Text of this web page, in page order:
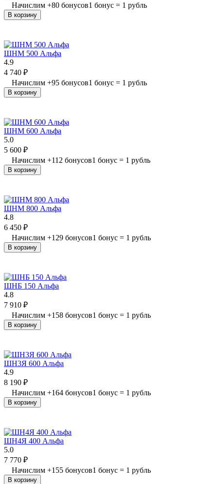
Начислим +80 бонусов1 бонус = 1 рубль
В корзину
ШНМ 500 Альфа
4.9
4 740 ₽
Начислим +95 бонусов1 бонус = 1 рубль
В корзину
ШНМ 600 Альфа
5.0
5 600 ₽
Начислим +112 бонусов1 бонус = 1 рубль
В корзину
ШНМ 800 Альфа
4.8
6 450 ₽
Начислим +129 бонусов1 бонус = 1 рубль
В корзину
ШНБ 150 Альфа
4.8
7 910 ₽
Начислим +158 бонусов1 бонус = 1 рубль
В корзину
ШН3Я 600 Альфа
4.9
8 190 ₽
Начислим +164 бонусов1 бонус = 1 рубль
В корзину
ШН4Я 400 Альфа
5.0
7 770 ₽
Начислим +155 бонусов1 бонус = 1 рубль
В корзину